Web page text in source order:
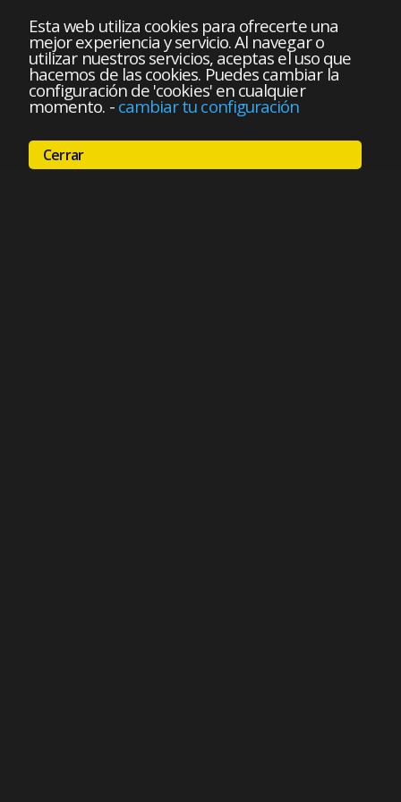
Esta web utiliza cookies para ofrecerte una
mejor experiencia y servicio. Al navegar o
utilizar nuestros servicios, aceptas el uso que
hacemos de las cookies. Puedes cambiar la
configuración de 'cookies' en cualquier
momento. - cambiar tu configuración
Cerrar